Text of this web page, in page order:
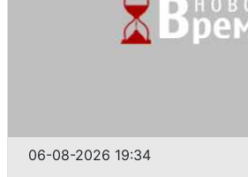
06-08-2026 19:34